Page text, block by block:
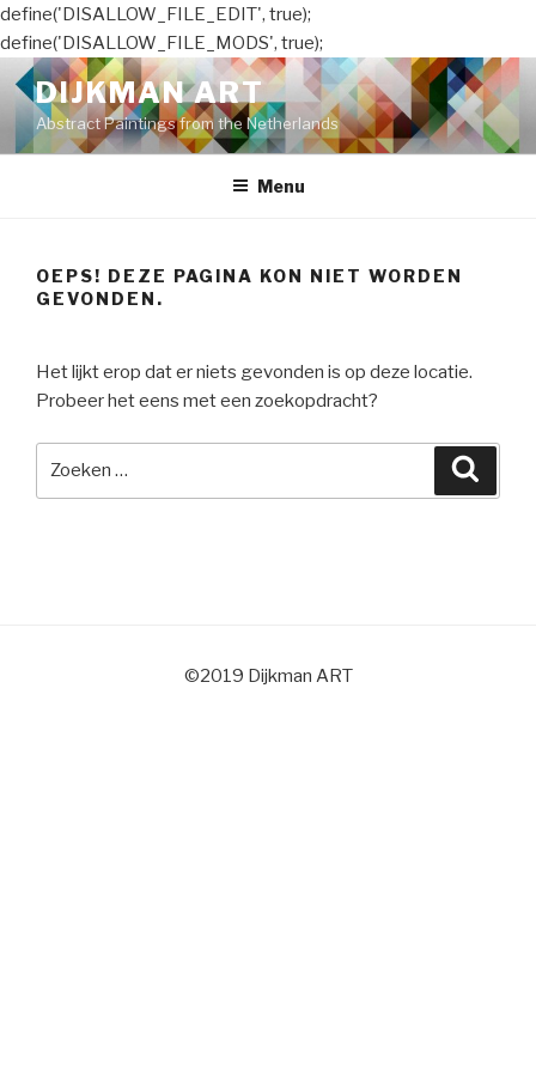
define('DISALLOW_FILE_EDIT', true);
define('DISALLOW_FILE_MODS', true);
Naar
de
inhoud
springen
DIJKMAN ART
Abstract Paintings from the Netherlands
Menu
OEPS! DEZE PAGINA KON NIET WORDEN
GEVONDEN.
Het lijkt erop dat er niets gevonden is op deze locatie.
Probeer het eens met een zoekopdracht?
©2019 Dijkman ART